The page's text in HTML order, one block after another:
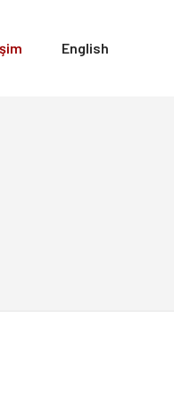
English